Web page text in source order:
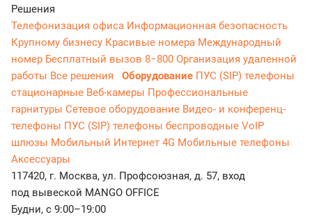
Решения
Телефонизация офиса Информационная безопасность
Крупному бизнесу Красивые номера Международный
номер Бесплатный вызов 8−800 Организация удаленной
работы Все решения Оборудование ПУС (SIP) телефоны
стационарные Веб-камеры Профессиональные
гарнитуры Сетевое оборудование Видео- и конференц-
телефоны ПУС (SIP) телефоны беспроводные VoIP
шлюзы Мобильный Интернет 4G Мобильные телефоны
Аксессуары
117420, г. Москва, ул. Профсоюзная, д. 57, вход
под вывеской MANGO OFFICE
Будни, с 9:00–19:00